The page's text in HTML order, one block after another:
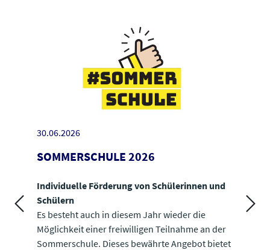
30.06.2026
SOMMERSCHULE 2026
Individuelle Förderung von Schülerinnen und
Schülern
Es besteht auch in diesem Jahr wieder die
Möglichkeit einer freiwilligen Teilnahme an der
Sommerschule. Dieses bewährte Angebot bietet
Das